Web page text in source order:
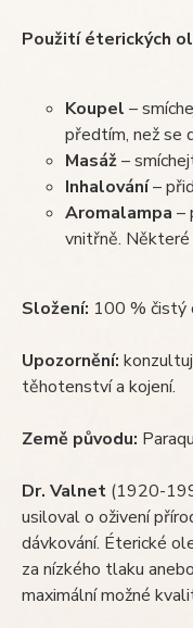
Použití éterických
Koupel –
předtím, než se
Masáž–
Inhalování–
Aromalampa –
vnitřně.
Složení: 100 % čistý
Upozornění:
těhotenství a kojení.
Země původu:
Dr. Valnet(1920-
usiloval o oživení
dávkování. Éterické
za nízkého tlaku
maximální možné